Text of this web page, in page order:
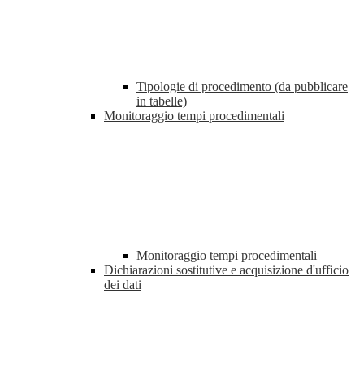
Tipologie di procedimento (da pubblicare
in tabelle)
Monitoraggio tempi procedimentali
Monitoraggio tempi procedimentali
Dichiarazioni sostitutive e acquisizione d'ufficio
dei dati